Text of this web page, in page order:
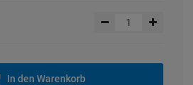
In den Warenkorb